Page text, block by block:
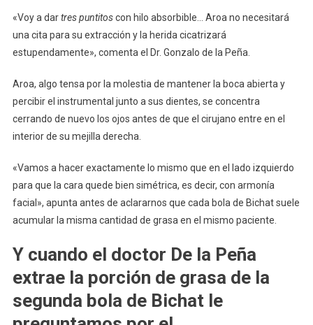
«Voy a dartres puntitoscon hilo absorbible… Aroa no necesitará
una cita para su extracción y la herida cicatrizará
estupendamente», comenta el Dr. Gonzalo de la Peña.
Aroa, algo tensa por la molestia de mantener la boca abierta y
percibir el instrumental junto a sus dientes, se concentra
cerrando de nuevo los ojos antes de que el cirujano entre en el
interior de su mejilla derecha.
«Vamos a hacer exactamente lo mismo que en el lado izquierdo
para que la cara quede bien simétrica, es decir, con armonía
facial», apunta antes de aclararnos que cada bola de Bichat suele
acumular la misma cantidad de grasa en el mismo paciente.
Y cuando el doctor De la Peña
extrae la porción de grasa de la
segunda bola de Bichat le